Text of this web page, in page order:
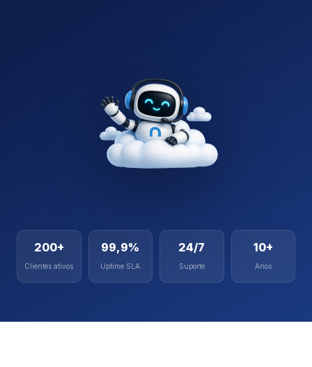
200+
Clientes ativos
99,9%
Uptime SLA
24/7
Suporte
10+
Anos